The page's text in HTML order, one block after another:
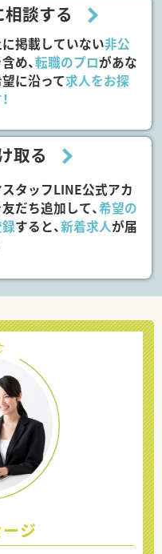
談する
掲載していない非公
め、転職のプロがあな
に沿って求人をお探
取る
タッフLINE公式アカ
だち追加して、希望の
すると、新着求人が届
ジ